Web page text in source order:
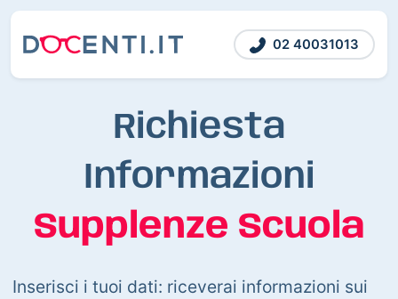
02 40031013
Richiesta
Informazioni
Supplenze Scuola
Inserisci i tuoi dati: riceverai informazioni sui